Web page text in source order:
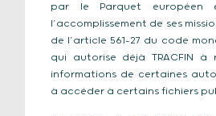
par le Parquet européen
l’accomplissement de ses
de l’article 561-27 du code
qui autorise déjà TRACFIN à
informations de certaines
à accéder à certains fichiers